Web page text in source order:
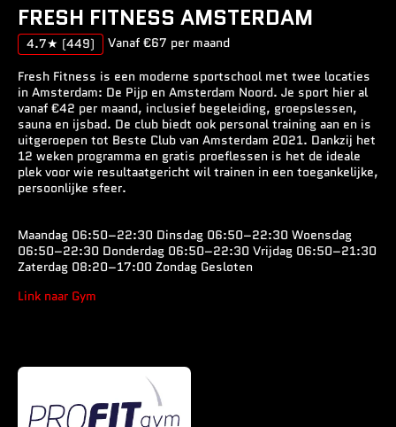
FRESH FITNESS AMSTERDAM
4.7★ (449)
Vanaf €67 per maand
Fresh Fitness is een moderne sportschool met twee locaties
in Amsterdam: De Pijp en Amsterdam Noord. Je sport hier al
vanaf €42 per maand, inclusief begeleiding, groepslessen,
sauna en ijsbad. De club biedt ook personal training aan en is
uitgeroepen tot Beste Club van Amsterdam 2021. Dankzij het
12 weken programma en gratis proeflessen is het de ideale
plek voor wie resultaatgericht wil trainen in een toegankelijke,
persoonlijke sfeer.
Maandag 06:50–22:30 Dinsdag 06:50–22:30 Woensdag
06:50–22:30 Donderdag 06:50–22:30 Vrijdag 06:50–21:30
Zaterdag 08:20–17:00 Zondag Gesloten
Link naar Gym